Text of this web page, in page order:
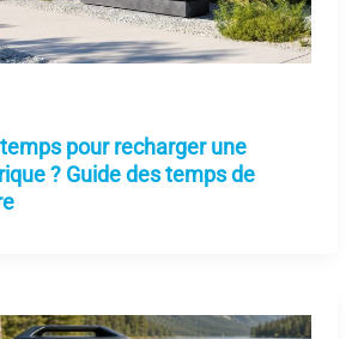
pour recharger une
? Guide des temps de